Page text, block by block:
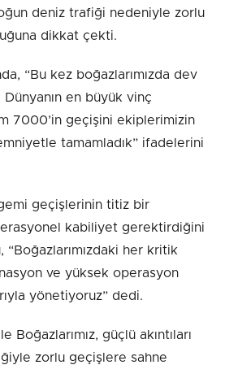
deniz trafiği nedeniyle zorlu
dikkat çekti.
“Bu kez boğazlarımızda dev
Dünyanın en büyük vinç
7000’in geçişini ekiplerimizin
tamamladık” ifadelerini
geçişlerinin titiz bir
kabiliyet gerektirdiğini
her kritik
ve yüksek operasyon
yönetiyoruz” dedi.
Boğazlarımız, güçlü akıntıları
zorlu geçişlere sahne